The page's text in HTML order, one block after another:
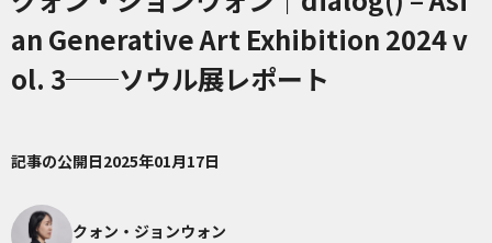
an Generative Art Exhibition 2024 v
ol. 3──ソウル展レポート
記事の公開日2025年01月17日
クォン・ジョンウォン